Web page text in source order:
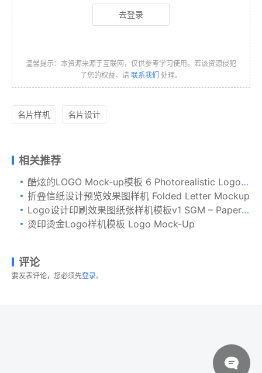
去登录
温馨提示：本资源来源于互联网，仅供参考学习使用。若该资源侵犯
了您的权益，请 联系我们 处理。
名片样机 名片设计
相关推荐
酷炫的LOGO Mock-up模板 6 Photorealistic Logo Mock-ups [PSD]
折叠信纸设计预览效果图样机 Folded Letter Mockup
Logo设计印刷效果图纸张样机模板v1 SGM – Paper Logo Mockup.01
烫印烫金Logo样机模板 Logo Mock-Up
评论
要发表评论，您必须先登录。